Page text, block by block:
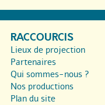
RACCOURCIS
Lieux de projection
Partenaires
Qui sommes-nous ?
Nos productions
Plan du site